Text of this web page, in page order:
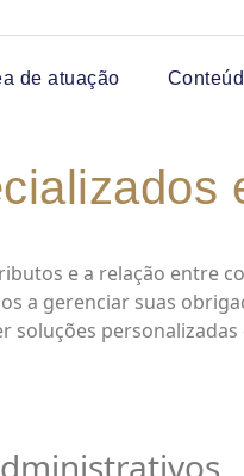
de atuação
e a relação entre
a gerenciar suas